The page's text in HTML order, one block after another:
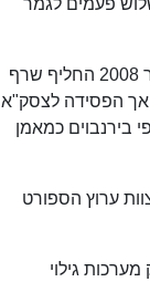
ב-5 ביוני 2007 חתם כמנכ"ל בקבוצת מכבי תל אביב, תחתיו שימש עודד קטש כמאמן הקבוצה. ב-1 בינואר 2008 החליף שרף
אך הפסידה לצסק"א
בירנבוים כמאמן
סנט פטרסבורג ובחודש ספטמבר 2011 חזר שרף לצוות ערוץ הספורט
גילוי